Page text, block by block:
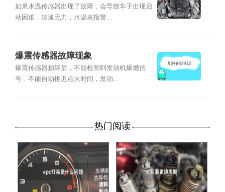
如果水温传感器出现了故障，会导致车子出现启
动困难，加速无力，水温表报警...
爆震传感器故障现象
爆震传感器损坏后，不能检测到发动机爆燃信
号，不能自动推迟点火时间，发动...
热门阅读